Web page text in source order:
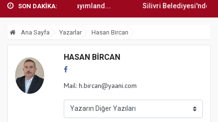
SON DAKİKA:
sonuç raporu yayımland... Silivri Belediyesi'nden LGS
Ana Sayfa Yazarlar Hasan Bircan
HASAN BIRCAN
Mail: h.bircan@yaani.com